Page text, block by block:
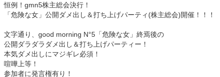
恒例！gmn5株主総会決行！
「危険な女」公開ダメ出し＆打ち上げパーティ(株主総会)開催！！！
文字通り、good morning N°5「危険な女」終焉後の
公開ダラダラダメ出し＆打ち上げパーティー！
本気ダメ出しにマジギレ必須！
喧嘩上等！
参加者に発言権有り！